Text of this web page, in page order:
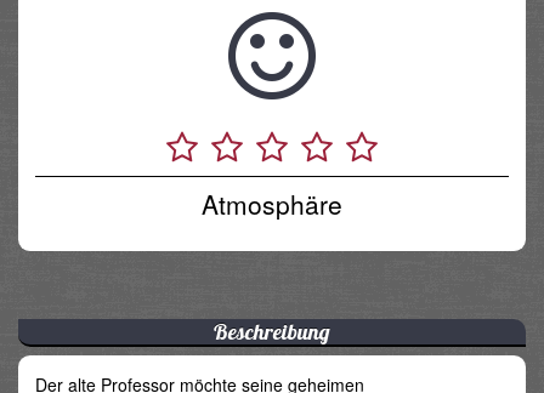
Atmosphäre
Beschreibung
Der alte Professor möchte seine geheimen